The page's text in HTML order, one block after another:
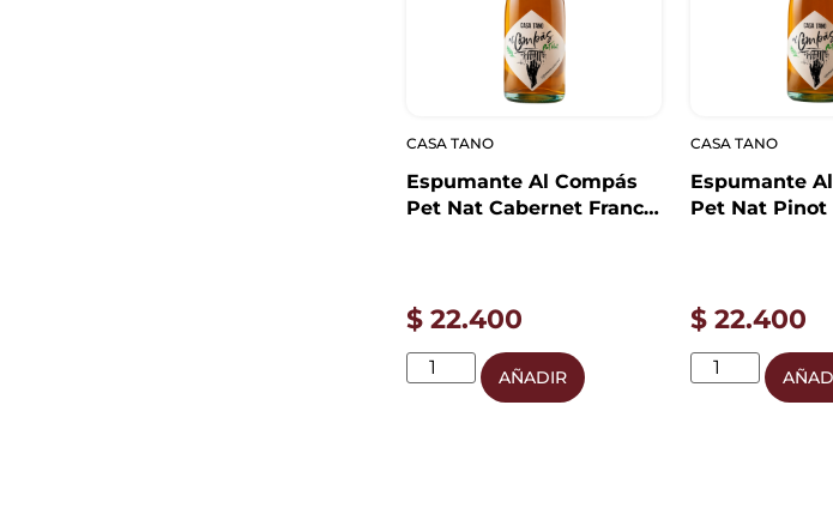
CASA TANO
Espumante Al Compás
Pet Nat Cabernet Franc
$ 22.400
AÑADIR
CASA TANO
Espumante
Pet Nat Pinot
$22.400